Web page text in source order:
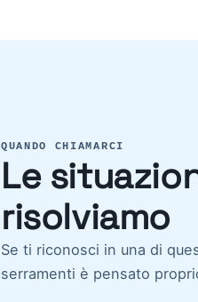
QUANDO CHIAMARCI
Le
risolviamo
Se ti riconosci in una di
serramenti è pensato